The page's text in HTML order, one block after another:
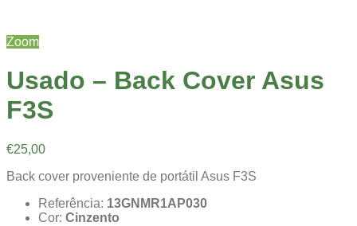
Zoom
Usado – Back Cover Asus
F3S
€25,00
Back cover proveniente de portátil Asus F3S
Referência: 13GNMR1AP030
Cor: Cinzento